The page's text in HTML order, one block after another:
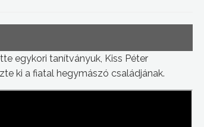
egykori tanítványuk, Kiss Péter
ki a fiatal hegymászó családjának.